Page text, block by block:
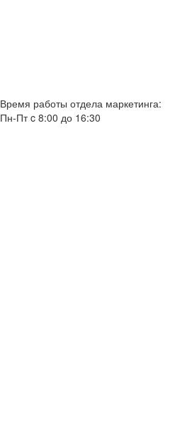
Время работы отдела маркетинга:
Пн-Пт c 8:00 до 16:30